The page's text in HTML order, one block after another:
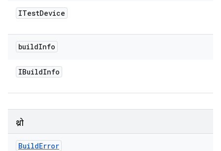
ITestDevice
buildInfo
IBuildInfo
थ्रो
BuildError